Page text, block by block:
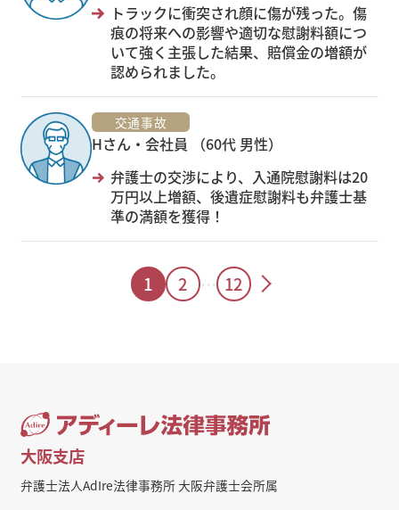
トラックに衝突され顔に傷が残った。傷
痕の将来への影響や適切な慰謝料額につ
いて強く主張した結果、賠償金の増額が
認められました。
交通事故
Hさん・会社員 （60代 男性）
弁護士の交渉により、入通院慰謝料は20
万円以上増額、後遺症慰謝料も弁護士基
準の満額を獲得！
1 2 … 12
大阪支店
弁護士法人AdIre法律事務所 大阪弁護士会所属